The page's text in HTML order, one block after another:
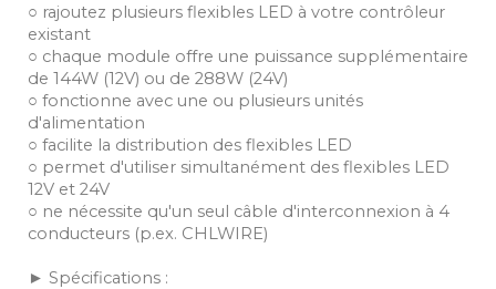
○ rajoutez plusieurs flexibles LED à votre contrôleur
existant
○ chaque module offre une puissance supplémentaire
de 144W (12V) ou de 288W (24V)
○ fonctionne avec une ou plusieurs unités
d'alimentation
○ facilite la distribution des flexibles LED
○ permet d'utiliser simultanément des flexibles LED
12V et 24V
○ ne nécessite qu'un seul câble d'interconnexion à 4
conducteurs (p.ex. CHLWIRE)
► Spécifications :